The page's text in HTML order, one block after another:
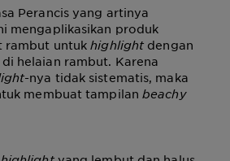
Perancis yang artinya
mengaplikasikan produk
rambut untukhighlight dengan
helaian rambut. Karena
-nya tidak sistematis, maka
membuat tampilanbeachy